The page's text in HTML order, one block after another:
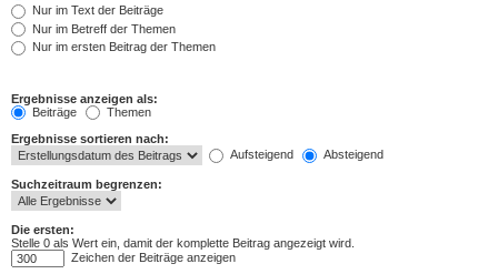
Nur im Text der Beiträge
Nur im Betreff der Themen
Nur im ersten Beitrag der Themen
Ergebnisse anzeigen als:
Beiträge
Themen
Ergebnisse sortieren nach:
Aufsteigend
Absteigend
Suchzeitraum begrenzen:
Die ersten:
Stelle 0 als Wert ein, damit der komplette Beitrag angezeigt wird.
Zeichen der Beiträge anzeigen